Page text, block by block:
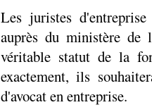
Les juristes
auprès du ministère de
véritable statut de la
exactement, ils
d'avocat en entreprise.